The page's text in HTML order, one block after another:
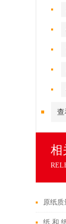
查
相
原纸质
纸 和